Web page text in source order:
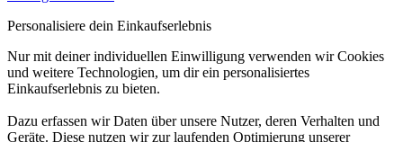
Personalisiere dein Einkaufserlebnis
Nur mit deiner individuellen Einwilligung verwenden wir Cookies
und weitere Technologien, um dir ein personalisiertes
Einkaufserlebnis zu bieten.
Dazu erfassen wir Daten über unsere Nutzer, deren Verhalten und
Geräte. Diese nutzen wir zur laufenden Optimierung unserer